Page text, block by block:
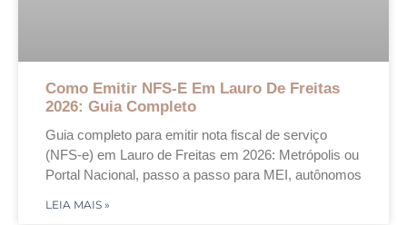
Como Emitir NFS-E Em Lauro De Freitas
2026: Guia Completo
Guia completo para emitir nota fiscal de serviço
(NFS-e) em Lauro de Freitas em 2026: Metrópolis ou
Portal Nacional, passo a passo para MEI, autônomos
LEIA MAIS »